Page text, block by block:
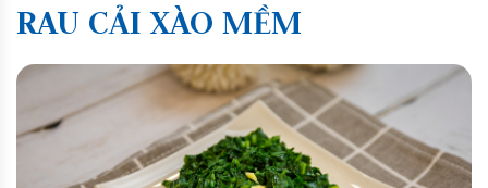
RAU CẢI XÀO MỀM